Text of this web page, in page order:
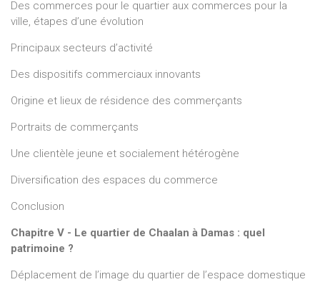
Des commerces pour le quartier aux commerces pour la
ville, étapes d’une évolution
Principaux secteurs d’activité
Des dispositifs commerciaux innovants
Origine et lieux de résidence des commerçants
Portraits de commerçants
Une clientèle jeune et socialement hétérogène
Diversification des espaces du commerce
Conclusion
Chapitre V - Le quartier de Chaalan à Damas : quel
patrimoine ?
Déplacement de l’image du quartier de l’espace domestique